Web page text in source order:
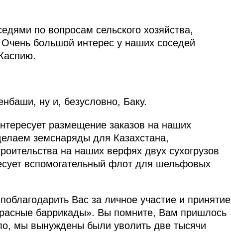
по вопросам сельского хозяйства,
большой интерес у наших соседей
ну и, безусловно, Баку.
размещение заказов на наших
земснаряды для Казахстана,
на наших верфях двух сухогрузов
вспомогательный флот для шельфовых
Вас за личное участие и принятие
баррикады». Вы помните, Вам пришлось
мы вынуждены были уволить две тысячи